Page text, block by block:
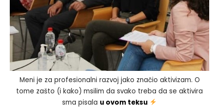
Meni je za profesionalni razvoj jako značio aktivizam. O
tome zašto (i kako) msilim da svako treba da se aktivira
sma pisala u ovom teksu